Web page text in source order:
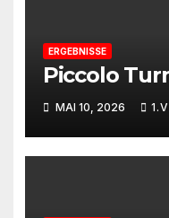
ERGEBNISSE
Piccolo
MAI 10, 2026